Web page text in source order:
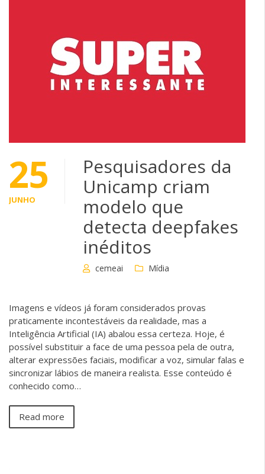
25
JUNHO
Pesquisadores da
Unicamp criam
modelo que
detecta deepfakes
inéditos
cemeai Mídia
Imagens e vídeos já foram considerados provas
praticamente incontestáveis da realidade, mas a
Inteligência Artificial (IA) abalou essa certeza. Hoje, é
possível substituir a face de uma pessoa pela de outra,
alterar expressões faciais, modificar a voz, simular falas e
sincronizar lábios de maneira realista. Esse conteúdo é
conhecido como…
Read more